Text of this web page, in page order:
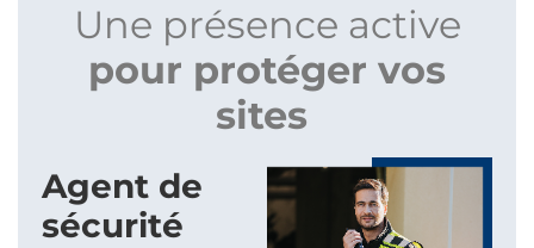
Une présence active
pour protéger vos
sites
Agent de
sécurité